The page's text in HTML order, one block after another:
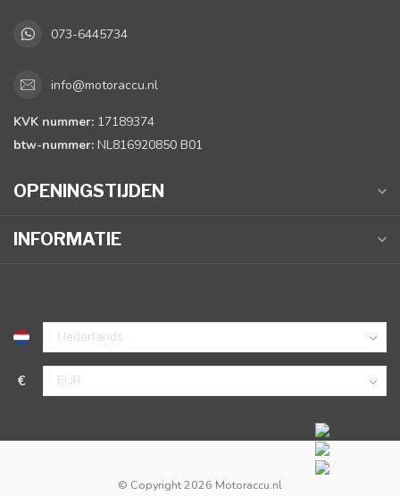
073-6445734
info@motoraccu.nl
KVK nummer: 17189374
btw-nummer: NL816920850 B01
OPENINGSTIJDEN
INFORMATIE
€
© Copyright 2026 Motoraccu.nl